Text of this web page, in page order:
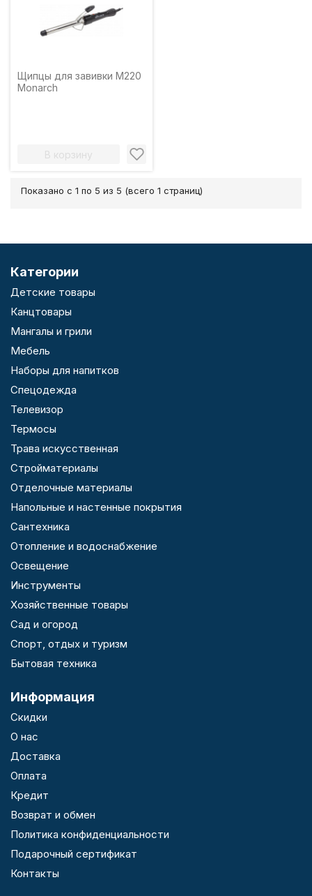
Щипцы для завивки M220
Monarch
В корзину
Показано с 1 по 5 из 5 (всего 1 страниц)
Категории
Детские товары
Канцтовары
Мангалы и грили
Мебель
Наборы для напитков
Спецодежда
Телевизор
Термосы
Трава искусственная
Стройматериалы
Отделочные материалы
Напольные и настенные покрытия
Сантехника
Отопление и водоснабжение
Освещение
Инструменты
Хозяйственные товары
Сад и огород
Спорт, отдых и туризм
Бытовая техника
Информация
Скидки
О нас
Доставка
Оплата
Кредит
Возврат и обмен
Политика конфиденциальности
Подарочный сертификат
Контакты